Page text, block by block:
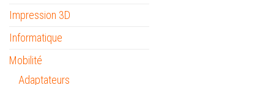
Impression 3D
Informatique
Mobilité
Adaptateurs